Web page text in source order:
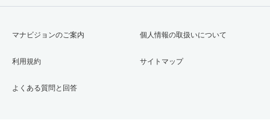
マナビジョンのご案内
利用規約
よくある質問と回答
個人情報の取扱いについて
サイトマップ